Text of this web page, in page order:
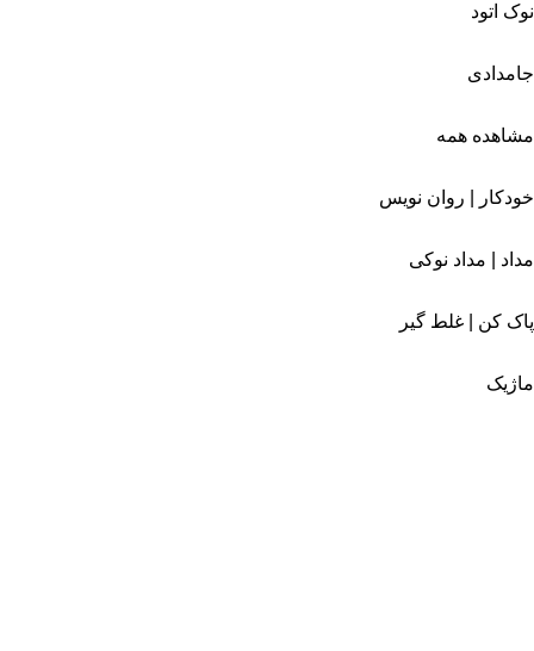
نوک اتود
جامدادی
مشاهده همه
خودکار | روان نویس
مداد | مداد نوکی
پاک کن | غلط گیر
ماژیک